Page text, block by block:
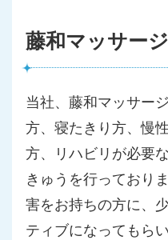
藤和マッサー
当社、藤和マッサー
方、寝たきり方、慢
方、リハビリが必要
きゅうを行っており
害をお持ちの方に、
ティブになってもら